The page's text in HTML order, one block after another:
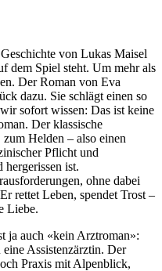
von Lukas Maisel
dem Spiel steht. Um mehr als
Der Roman von Eva
dazu. Sie schlägt einen so
sofort wissen: Das ist keine
Der klassische
Helden – also einen
Pflicht und
ist.
ohne dabei
rettet Leben, spendet Trost –
Liebe.
ja auch «kein Arztroman»:
Assistenzärztin. Der
Praxis mit Alpenblick,